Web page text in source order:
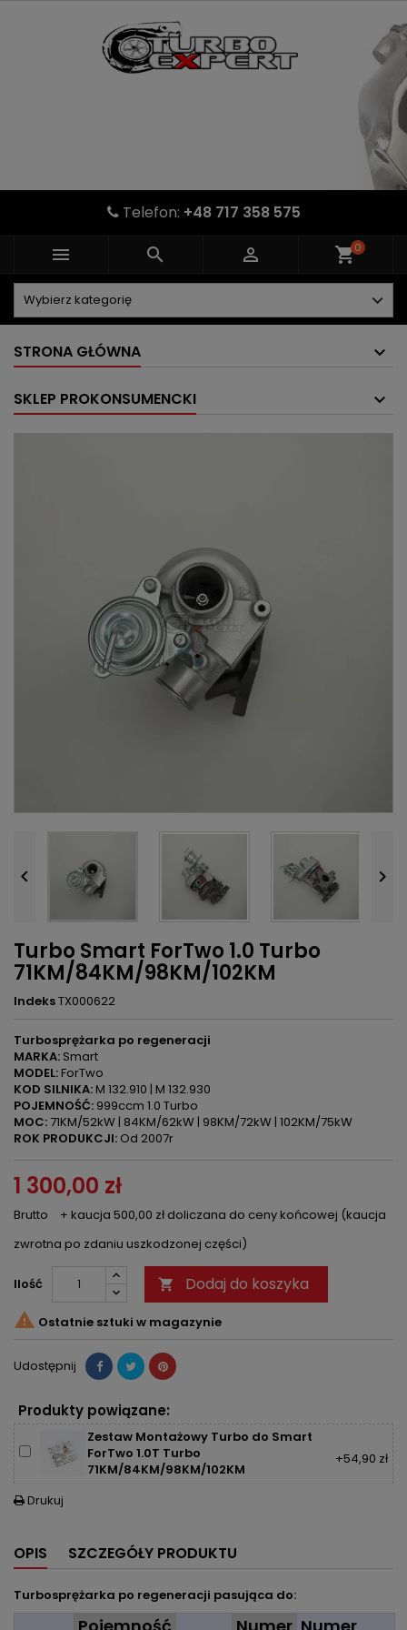
Telefon: +48 717 358 575
   shopping_cart0
STRONA GŁÓWNA
SKLEP PROKONSUMENCKI
 
Turbo Smart ForTwo 1.0 Turbo
71KM/84KM/98KM/102KM
IndeksTX000622
Turbosprężarka po regeneracji
MARKA: Smart
MODEL:ForTwo
KOD SILNIKA:M 132.910 | M 132.930
POJEMNOŚĆ: 999ccm 1.0 Turbo
MOC: 71KM/52kW | 84KM/62kW | 98KM/72kW | 102KM/75kW
ROK PRODUKCJI: Od 2007r
1 300,00 zł
Brutto
+ kaucja 500,00 zł doliczana do ceny końcowej (kaucja
zwrotna po zdaniu uszkodzonej części)
Ilość  Dodaj do koszyka
 Ostatnie sztuki w magazynie
Udostępnij
Produkty powiązane:
Zestaw Montażowy Turbo do Smart
ForTwo 1.0T Turbo
71KM/84KM/98KM/102KM
+54,90 zł
 Drukuj
OPIS SZCZEGÓŁY PRODUKTU
Turbosprężarka po regeneracji pasująca do: